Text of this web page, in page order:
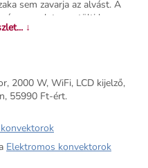
sem zavarja az alvást. A
egyenletesen tölti be az
nincsenek huzatos
programozható időzítő
a fűtési rendet az egész
valóban szükség van rá
A beépített porszűrő
beégési szagot. A
a helyiségeknek, amelyek
nyaralók, irodák, műhelyek
Bérlők különösen értékelik –
egyszerűen
↓
2000 W, WiFi, LCD kijelző,
55990 Ft-ért.
Elektromos konvektorok